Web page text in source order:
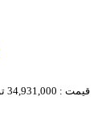
قیمت : 34,931,000 تومان